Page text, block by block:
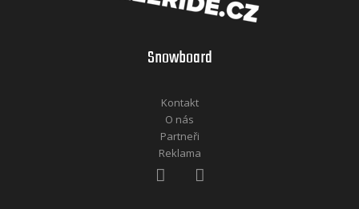
Snowboard
Kontakt
O nás
Partneři
Reklama